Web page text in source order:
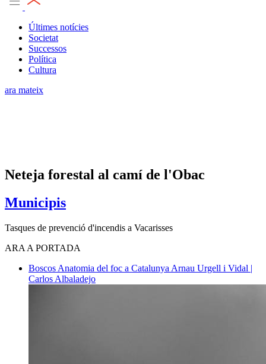
Últimes notícies
Societat
Successos
Política
Cultura
ara mateix
Neteja forestal al camí de l'Obac
Municipis
Tasques de prevenció d'incendis a Vacarisses
ARA A PORTADA
Boscos Anatomia del foc a Catalunya Arnau Urgell i Vidal |
Carlos Albaladejo